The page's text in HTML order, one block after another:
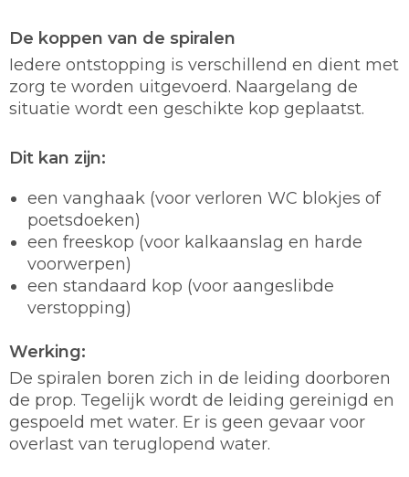
De koppen van de spiralen
Iedere ontstopping is verschillend en dient met
zorg te worden uitgevoerd. Naargelang de
situatie wordt een geschikte kop geplaatst.
Dit kan zijn:
een vanghaak (voor verloren WC blokjes of
poetsdoeken)
een freeskop (voor kalkaanslag en harde
voorwerpen)
een standaard kop (voor aangeslibde
verstopping)
Werking:
De spiralen boren zich in de leiding doorboren
de prop. Tegelijk wordt de leiding gereinigd en
gespoeld met water. Er is geen gevaar voor
overlast van teruglopend water.